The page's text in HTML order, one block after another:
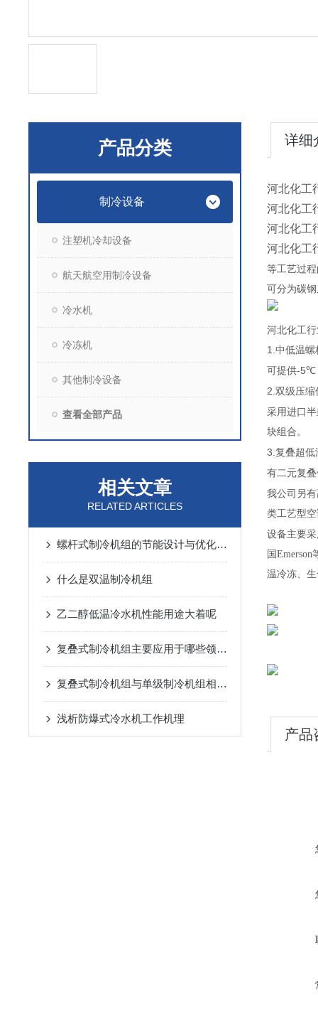
产品分类
制冷设备
注塑机冷却设备
航天航空用制冷设备
冷水机
冷冻机
其他制冷设备
查看全部产品
相关文章
RELATED ARTICLES
螺杆式制冷机组的节能设计与优化策略
什么是双温制冷机组
乙二醇低温冷水机性能用途大着呢
复叠式制冷机组主要应用于哪些领域？
复叠式制冷机组与单级制冷机组相比有哪些优势？
浅析​防爆式冷水机工作机理
详细
河北化工
河北化工
河北化工
河北化工
等工艺过
可分为碳
河北化工
1. 中低温螺
可提供-5℃
2. 双级压缩
采用进口
块组合。
3. 复叠超低
有二元复
我公司另
类工艺型
设备主要
国 Emerson
温冷冻、
产品